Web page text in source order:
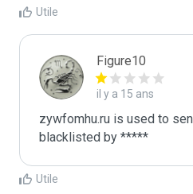
Utile
Figure10
il y a 15 ans
zywfomhu.ru is used to
blacklisted by *****
Utile